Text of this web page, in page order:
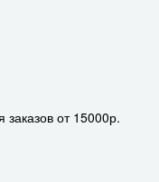
от 15000р.